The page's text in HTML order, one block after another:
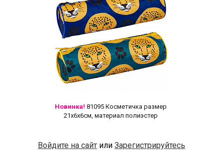
Новинка! 81095 Косметичка размер
Войдите на сайт или Зарегистрируйтесь